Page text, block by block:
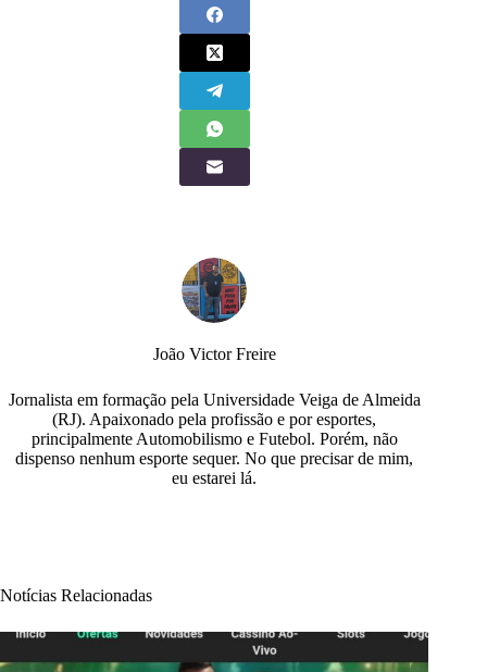
João Victor Freire
Jornalista em formação pela Universidade Veiga de Almeida
(RJ). Apaixonado pela profissão e por esportes,
principalmente Automobilismo e Futebol. Porém, não
dispenso nenhum esporte sequer. No que precisar de mim,
eu estarei lá.
Notícias Relacionadas